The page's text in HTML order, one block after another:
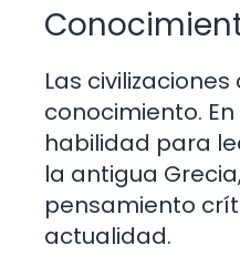
Las
conocimiento.
habilidad para
la antigua
pensamiento
actualidad.